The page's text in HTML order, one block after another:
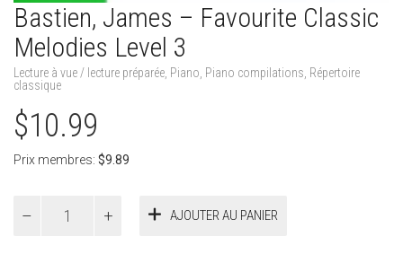
Bastien, James – Favourite Classic
Melodies Level 3
Lecture à vue / lecture préparée Piano Piano compilations Répertoire
classique
$10.99
Prix membres: $9.89
de
AJOUTER AU PANIER